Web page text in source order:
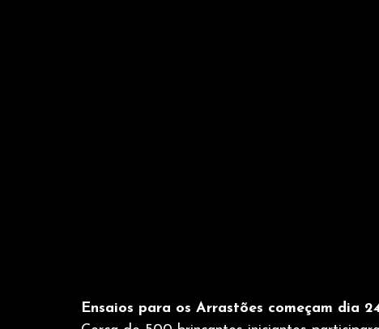
Ensaios para os Arrastões começam dia